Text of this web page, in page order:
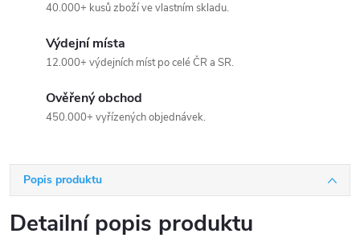
40.000+ kusů zboží ve vlastním skladu.
Výdejní místa
12.000+ výdejních míst po celé ČR a SR.
Ověřený obchod
450.000+ vyřízených objednávek.
Popis produktu
Detailní popis produktu